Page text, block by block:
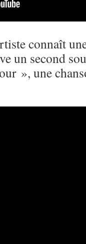
connaît
un second
», une